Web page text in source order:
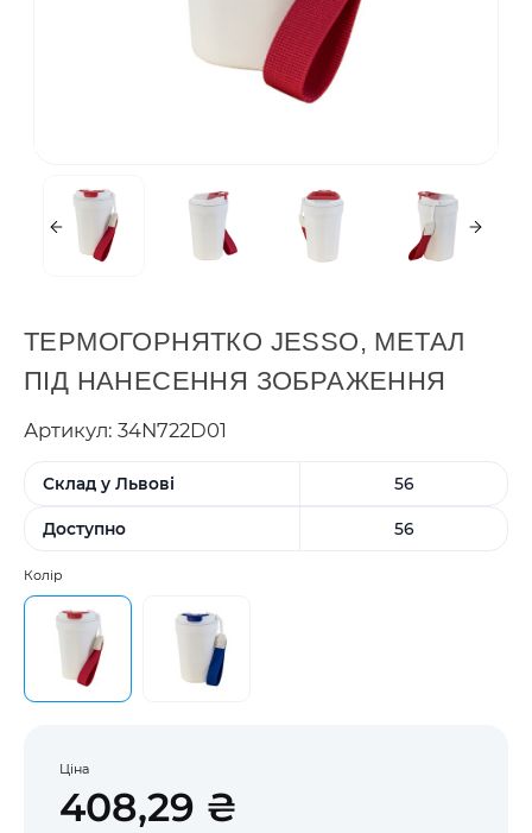
ТЕРМОГОРНЯТКО JESSO, МЕТАЛ
ПІД НАНЕСЕННЯ ЗОБРАЖЕННЯ
Артикул: 34N722D01
Склад у Львові 56
Доступно 56
Колір
Ціна
408,29 ₴